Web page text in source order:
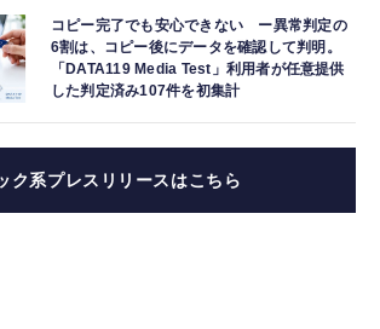
コピー完了でも安心できない ー異常判定の
6割は、コピー後にデータを確認して判明。
「DATA119 Media Test」利用者が任意提供
した判定済み107件を初集計
ク系プレスリリースはこちら